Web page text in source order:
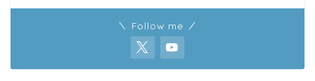
＼ Follow me ／